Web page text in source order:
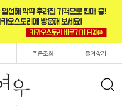
주문조회 즐겨찾기